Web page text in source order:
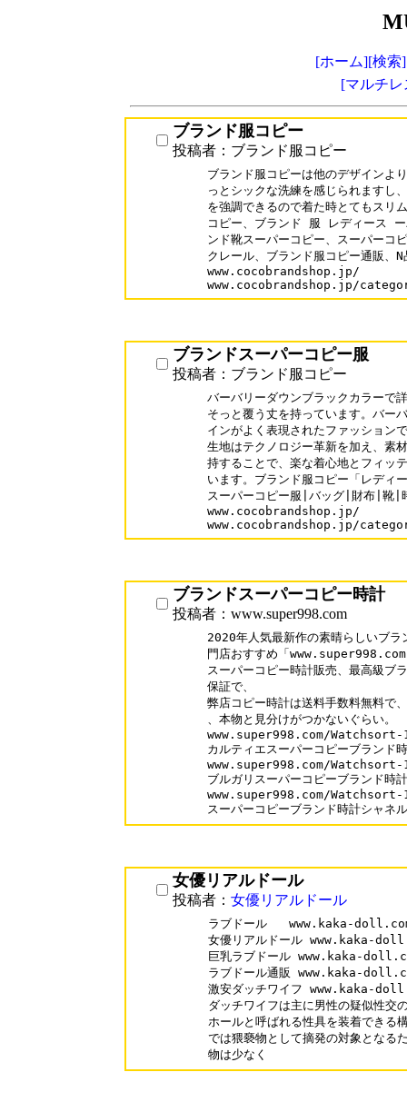
[ホーム][検索]
[マルチ
ブランド服コピー
投稿者：ブランド服コピー
ブランド服コピーは他のデザインよ
っとシックな洗練を感じられますし
を強調できるので着た時とてもスリ
コピー、ブランド 服 レディース
ンド靴スーパーコピー、スーパーコ
クレール、ブランド服コピー通販、
www.cocobrandshop.jp/
www.cocobrandshop.jp/
ブランドスーパーコピー服
投稿者：ブランド服コピー
バーバリーダウンブラックカラーで
そっと覆う丈を持っています。バー
インがよく表現されたファッション
生地はテクノロジー革新を加え、素
持することで、楽な着心地とフィッ
います。ブランド服コピー「レディ
スーパーコピー服|バッグ|財布|靴|
www.cocobrandshop.jp/
www.cocobrandshop.jp/
ブランドスーパーコピー時計
投稿者：www.super998.com
2020年人気最新作の素晴らしいブ
門店おすすめ「
スーパーコピー時計販売、最高級ブ
保証で、
弊店コピー時計は送料手数料無料で
、本物と見分けがつかないぐらい。
www.super998.com/
カルティエスーパーコピーブランド
www.super998.com/
ブルガリスーパーコピーブランド時計
www.super998.com/
スーパーコピーブランド時計シャネル
女優リアルドール
投稿者： 女優リアルドール
ラブドール   www.kaka-
女優リアルドール www.kaka-
巨乳ラブドール www.kaka-
ラブドール通販 www.kaka-
激安ダッチワイフ www.kaka-
ダッチワイフは主に男性の疑似性交
ホールと呼ばれる性具を装着できる
では猥褻物として摘発の対象となる
物は少なく